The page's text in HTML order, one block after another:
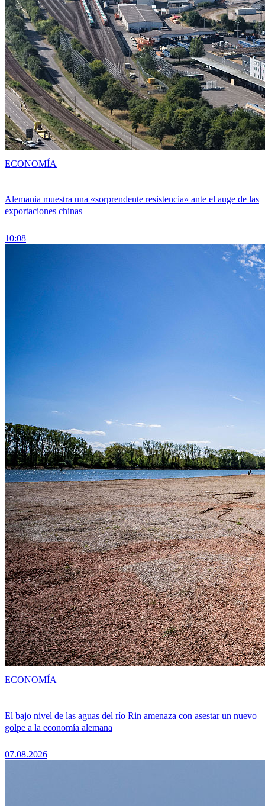
Alemania muestra una «sorprendente resistencia» ante el auge de las
exportaciones chinas
10:08
ECONOMÍA
El bajo nivel de las aguas del río Rin amenaza con asestar un nuevo
golpe a la economía alemana
07.08.2026
ECONOMÍA